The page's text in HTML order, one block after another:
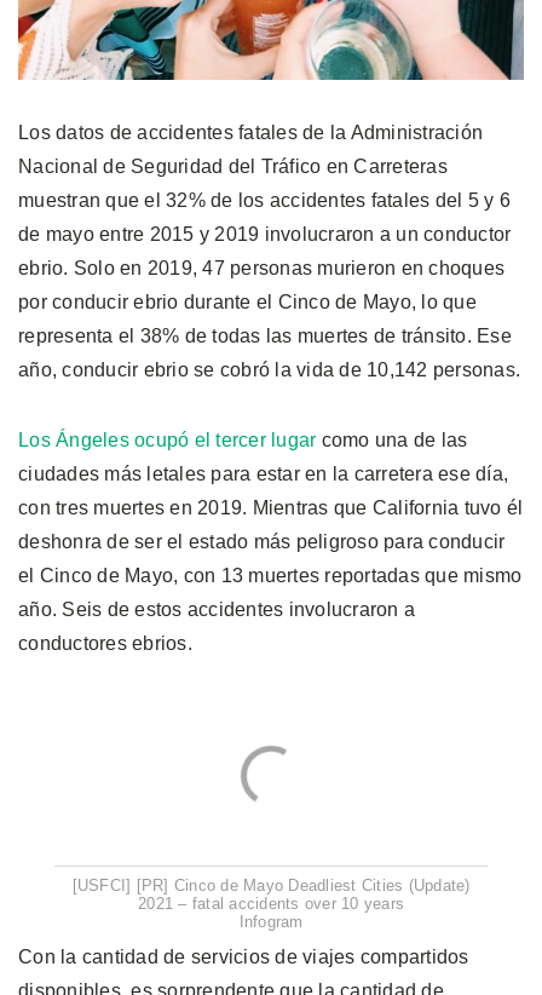
Los datos de accidentes fatales de la Administración
Nacional de Seguridad del Tráfico en Carreteras
muestran que el 32% de los accidentes fatales del 5 y 6
de mayo entre 2015 y 2019 involucraron a un conductor
ebrio. Solo en 2019, 47 personas murieron en choques
por conducir ebrio durante el Cinco de Mayo, lo que
representa el 38% de todas las muertes de tránsito. Ese
año, conducir ebrio se cobró la vida de 10,142 personas.
Los Ángeles ocupó el tercer lugar como una de las
ciudades más letales para estar en la carretera ese día,
con tres muertes en 2019. Mientras que California tuvo él
deshonra de ser el estado más peligroso para conducir
el Cinco de Mayo, con 13 muertes reportadas que mismo
año. Seis de estos accidentes involucraron a
conductores ebrios.
[USFCI] [PR] Cinco de Mayo Deadliest Cities (Update)
2021 – fatal accidents over 10 years
Infogram
Con la cantidad de servicios de viajes compartidos
disponibles, es sorprendente que la cantidad de